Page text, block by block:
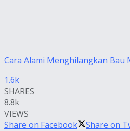
Cara Alami Menghilangkan Bau
1.6k
SHARES
8.8k
VIEWS
Share on Facebook
Share on